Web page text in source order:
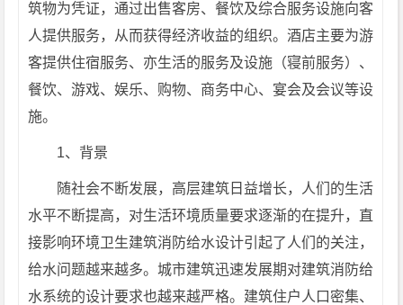
筑物为凭证，通过出售客房、餐饮及综合服务设施向客
人提供服务，从而获得经济收益的组织。酒店主要为游
客提供住宿服务、亦生活的服务及设施（寝前服务）、
餐饮、游戏、娱乐、购物、商务中心、宴会及会议等设
施。
1、背景
随社会不断发展，高层建筑日益增长，人们的生活
水平不断提高，对生活环境质量要求逐渐的在提升，直
接影响环境卫生建筑消防给水设计引起了人们的关注，
给水问题越来越多。城市建筑迅速发展期对建筑消防给
水系统的设计要求也越来越严格。建筑住户人口密集、